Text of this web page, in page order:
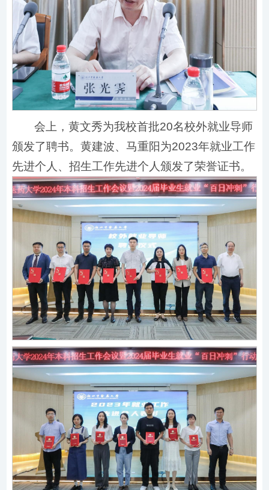
会上，黄文秀为我校首批20名校外就业导师
颁发了聘书。黄建波、马重阳为2023年就业工作
先进个人、招生工作先进个人颁发了荣誉证书。